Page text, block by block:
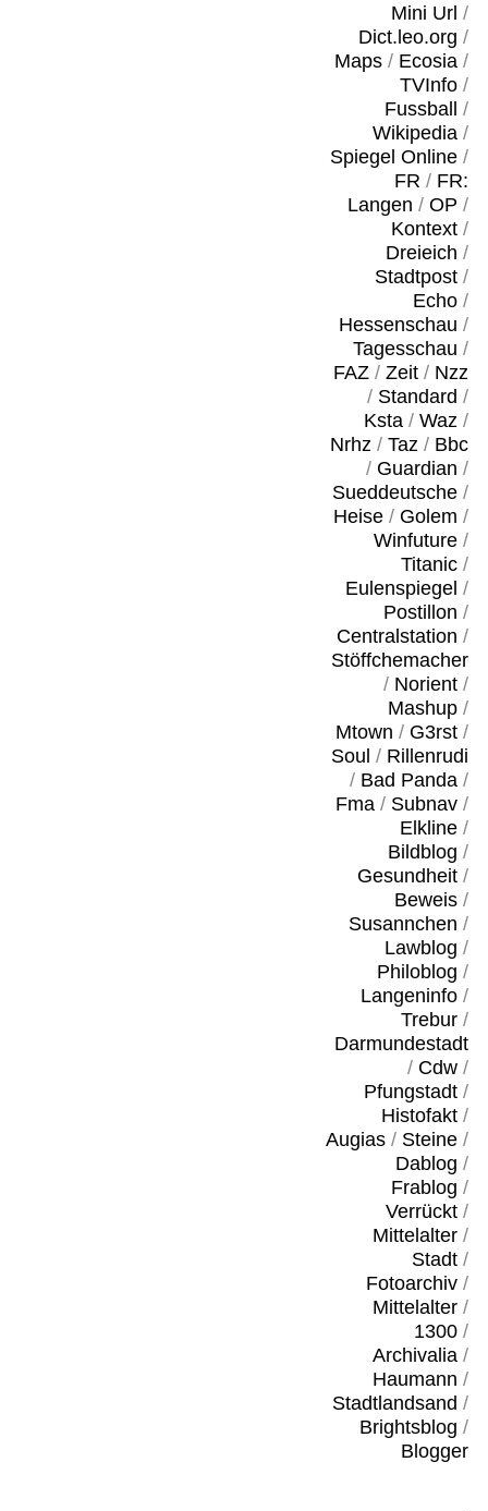
Mini Url /
Dict.leo.org /
Maps/ Ecosia/
TVInfo/
Fussball
/
Wikipedia/
Spiegel Online/
FR / FR:
Langen / OP /
Kontext/
Dreieich /
Stadtpost/
Echo/
Hessenschau /
Tagesschau /
FAZ/ Zeit/ Nzz
/ Standard /
Ksta/ Waz/
Nrhz/ Taz/ Bbc
/ Guardian /
Sueddeutsche/
Heise/ Golem /
Winfuture/
Titanic/
Eulenspiegel /
Postillon /
Centralstation /
Stöffchemacher
/ Norient/
Mashup/
Mtown / G3rst/
Soul / Rillenrudi
/ Bad Panda/
Fma/ Subnav/
Elkline/
Bildblog /
Gesundheit/
Beweis/
Susannchen /
Lawblog /
Philoblog /
Langeninfo/
Trebur/
Darmundestadt
/ Cdw/
Pfungstadt/
Histofakt/
Augias/ Steine/
Dablog /
Frablog /
Verrückt/
Mittelalter/
Stadt/
Fotoarchiv/
Mittelalter/
1300/
Archivalia/
Haumann /
Stadtlandsand /
Brightsblog /
Blogger